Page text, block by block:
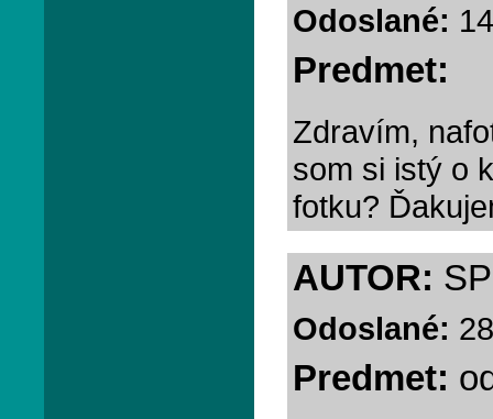
Odoslané:
Predmet:
Zdravím,
som si istý o
fotku?
AUTOR:
Odoslané:
Predmet: